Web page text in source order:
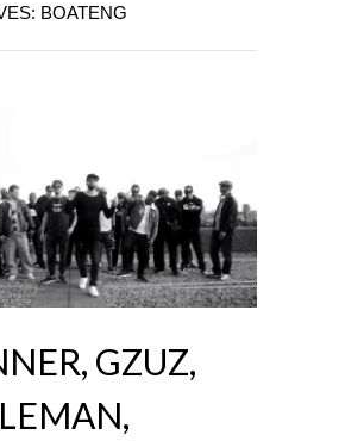
BOATENG
GZUZ,